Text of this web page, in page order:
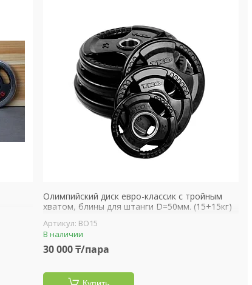
Олимпийский диск евро-классик с тройным
хватом, блины для штанги D=50мм. (15+15кг)
BO15
В наличии
30 000 ₸/пара